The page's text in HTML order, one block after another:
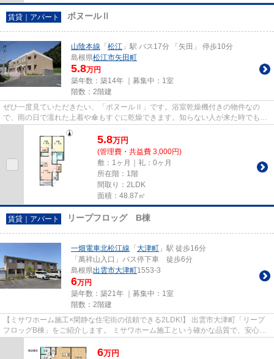
賃貸｜アパート ボヌールⅡ
山陰本線 「 松江 」駅 バス17分 「矢田」 停歩10分
島根県松江市矢田町
5.8万円
築年数：築14年 ｜募集中： 1室
階数：2階建
ぜひ一度見ていただきたい、「ボヌールⅡ」です。浴室乾燥機付きの物件なの
で、雨の日で濡れた上着や傘もすぐに乾燥できます。知らない人が来た時でも玄
関を開けずに顔を確認できるモニ...
5.8万円
(管理費・共益費 3,000円)
敷：1ヶ月｜礼：0ヶ月
所在階：1階
間取り：2LDK
面積：48.87㎡
賃貸｜アパート リープフロッグ B棟
一畑電車北松江線 「 大津町 」駅 徒歩16分
「萬祥山入口」バス停下車 徒歩6分
島根県出雲市大津町1553-3
6万円
築年数：築21年 ｜募集中： 1室
階数：2階建
【ミサワホーム施工×閑静な住宅街の信頼できる2LDK!】 出雲市大津町「リープ
フロッグB棟」をご紹介します。 ミサワホーム施工という確かな品質で、安心し
6万円